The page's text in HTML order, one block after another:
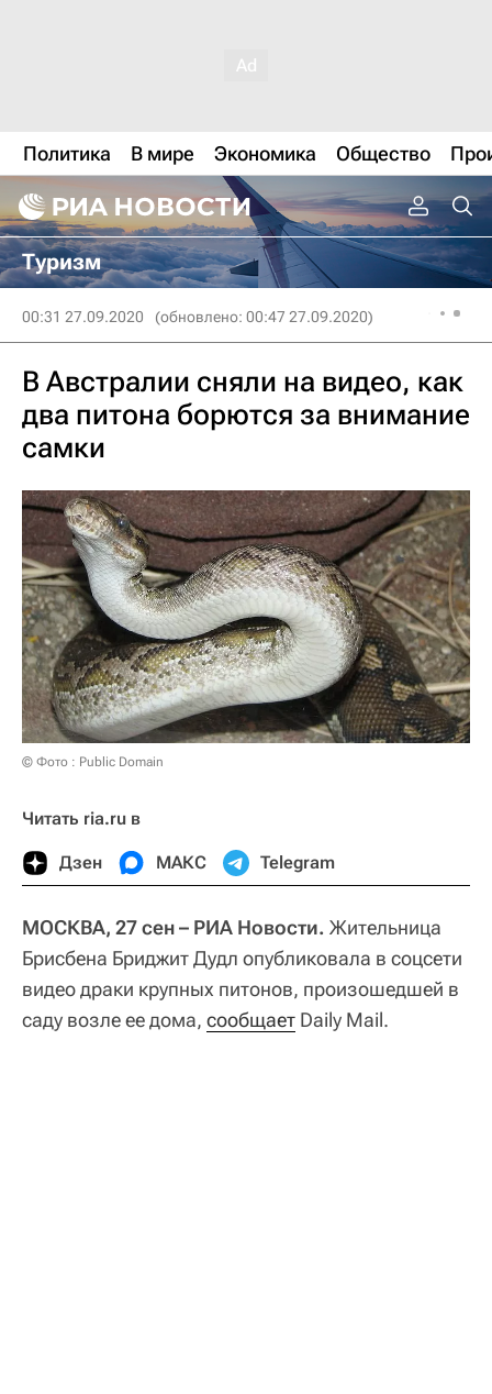
Политика В мире Экономика Общество
Туризм
00:31 27.09.2020 (обновлено: 00:47 27.09.2020)
В Австралии сняли на видео, как
два питона борются за внимание
самки
© Фото : Public Domain
Читать ria.ru в
Дзен МАКС Telegram
МОСКВА, 27 сен – РИА Новости. Жительница
Брисбена Бриджит Дудл опубликовала в соцсети
видео драки крупных питонов, произошедшей в
саду возле ее дома, сообщает Daily Mail.